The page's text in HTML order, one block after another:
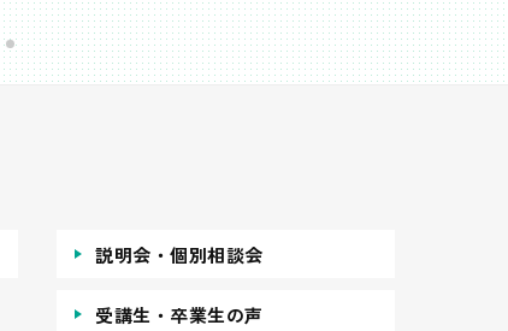
説明会・個別相談会
受講生・卒業生の声